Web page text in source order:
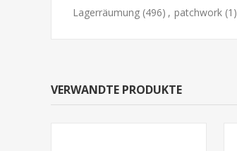
Lagerräumung (496) , patchwork (1)
VERWANDTE PRODUKTE